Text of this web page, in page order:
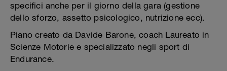
specifici anche per il giorno della gara (gestione
dello sforzo, assetto psicologico, nutrizione ecc).
Piano creato da Davide Barone, coach Laureato in
Scienze Motorie e specializzato negli sport di
Endurance.